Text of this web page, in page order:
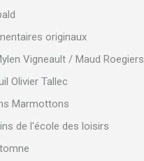
originaux
Vigneault / Maud Roegiers
Olivier Tallec
Marmottons
de l'école des loisirs